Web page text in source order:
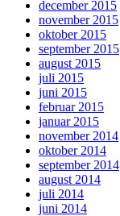
december 2015
november 2015
oktober 2015
september 2015
august 2015
juli 2015
juni 2015
februar 2015
januar 2015
november 2014
oktober 2014
september 2014
august 2014
juli 2014
juni 2014